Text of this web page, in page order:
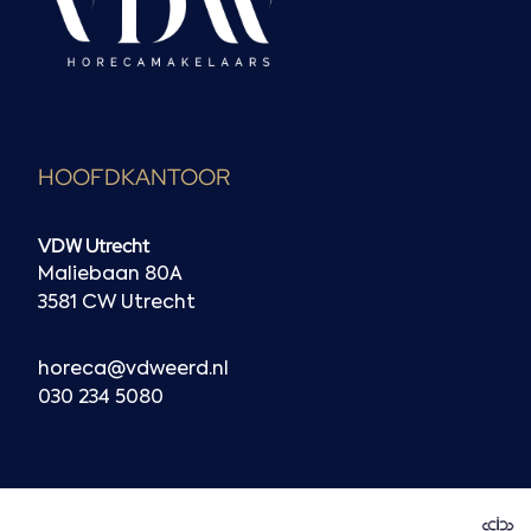
HOOFDKANTOOR
VDW Utrecht
Maliebaan 80A
3581 CW Utrecht
horeca@vdweerd.nl
030 234 5080